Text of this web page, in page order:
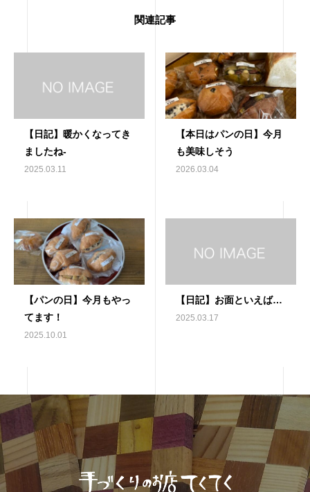
関連記事
【日記】暖かくなってき
ましたね‐
2025.03.11
【本日はパンの日】今月
も美味しそう
2026.03.04
【パンの日】今月もやっ
てます！
2025.10.01
【日記】お面といえば…
2025.03.17